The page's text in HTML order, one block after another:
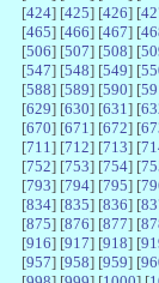
[424] [425] [426] [
[465] [466] [467] [
[506] [507] [508] [
[547] [548] [549] [
[588] [589] [590] [
[629] [630] [631 ] [
[670] [671 ] [672] [
[711 ] [712] [713] [
[752] [753] [754] [
[793] [794] [795] [
[834] [835] [836] [
[875] [876] [877] [
[916] [917] [918] [
[957] [958] [959] [